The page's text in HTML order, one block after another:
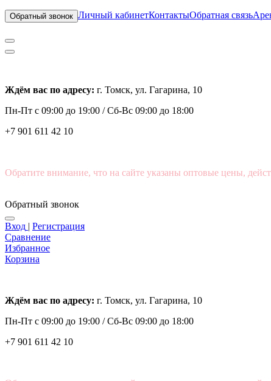
Обратный звонок Личный кабинетКонтактыОбратная связь
Ждём вас по адресу: г. Томск, ул. Гагарина, 10
Пн-Пт с 09:00 до 19:00 /Сб-Вс 09:00 до 18:00
+7 901 611 42 10
Обратите внимание, что на сайте указаны оптовые цены,
Обратный звонок
Вход | Регистрация
Сравнение
Избранное
Корзина
Ждём вас по адресу: г. Томск, ул. Гагарина, 10
Пн-Пт с 09:00 до 19:00 /Сб-Вс 09:00 до 18:00
+7 901 611 42 10